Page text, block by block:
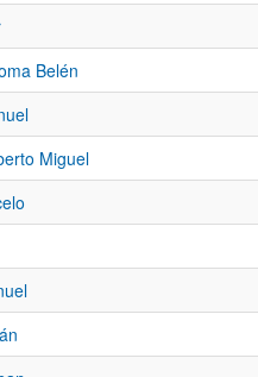
Belén
Miguel